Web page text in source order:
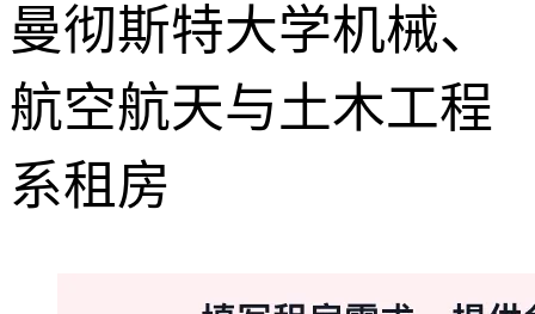
曼彻斯特大学机械、
航空航天与土木工程
系租房